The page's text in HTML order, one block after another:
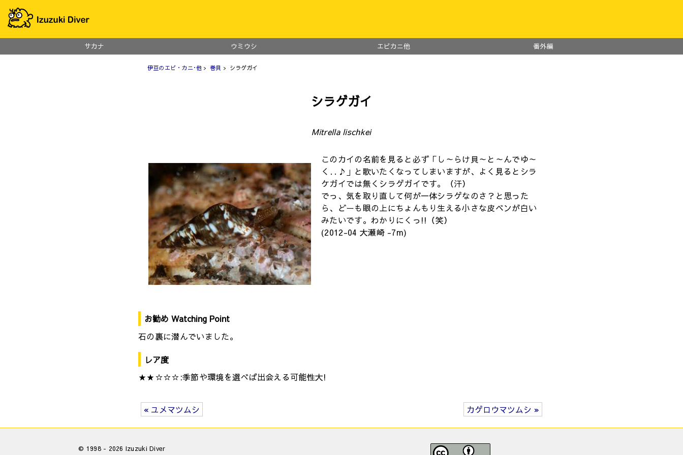
サカナ ウミウシ エビカニ他 番外編
伊豆のエビ・カニ･他 >巻貝 > シラゲガイ
シラゲガイ
Mitrella lischkei
このカイの名前を見ると必ず「し～らけ貝～と～んでゆ～
く‥♪」と歌いたくなってしまいますが、よく見るとシラ
ケガイでは無くシラゲガイです。（汗）
でっ、気を取り直して何が一体シラゲなのさ？と思った
ら、どーも眼の上にちょんもり生える小さな皮ベンが白い
みたいです。わかりにくっ!!（笑）
(2012-04 大瀬崎 -7m)
お勧め Watching Point
石の裏に潜んでいました。
レア度
★★☆☆☆:季節や環境を選べば出会える可能性大!
« ユメマツムシ カゲロウマツムシ »
© 1998 - 2026 Izuzuki Diver